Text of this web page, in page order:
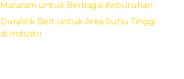
Mataram untuk Berbagai Kebutuhan
Duralink Belt untuk Area Suhu Tinggi
di Industri